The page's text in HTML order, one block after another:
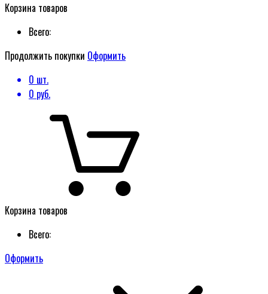
Корзина товаров
Всего:
Продолжить покупки Оформить
0 шт.
0 руб.
Корзина товаров
Всего:
Оформить